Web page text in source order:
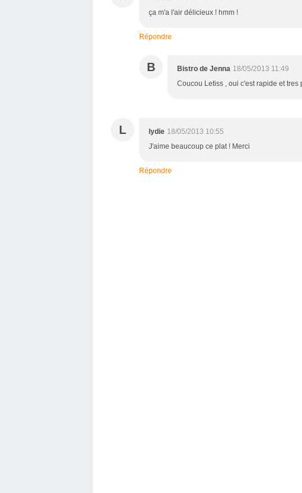
ça m'a l'air délicieux ! hmm !
Répondre
B Bistro de Jenna 18/05/2013 11:49
Coucou Letiss , oui c'est rapide et tres
L lydie 18/05/2013 10:55
J'aime beaucoup ce plat ! Merci
Répondre